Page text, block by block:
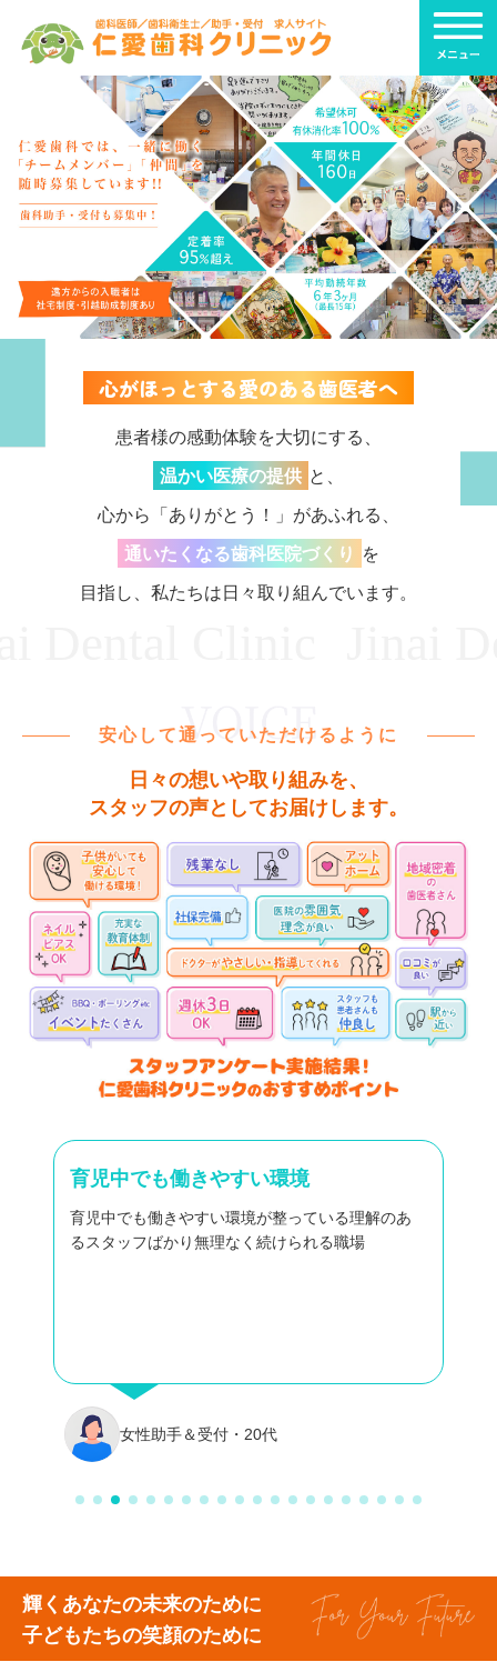
応募フォーム
心がほっとする愛のある歯医者へ
患者様の感動体験を大切にする、
温かい医療の提供 と、
心から「ありがとう！」があふれる、
通いたくなる歯科医院づくり を
目指し、私たちは日々取り組んでいます。
安心して通っていただけるように
日々の想いや取り組みを、
スタッフの声としてお届けします。
育児中でも働きやすい環境
育児中でも働きやすい環境が整っている理解のあ
るスタッフばかり無理なく続けられる職場
女性助手＆受付・20代
輝くあなたの未来のために
子どもたちの笑顔のために